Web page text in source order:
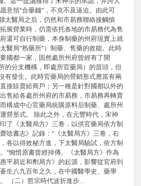
意領“合藥錢”，不克不及逼迫。由此可
太醫局之后，仍然和市易務聯絡接觸慎
展營業時，仍需依托各地的市易務代為售
還可自行制藥，本身制藥的州府現實上就
醫局“熟藥所”）制藥、售藥的效能。此時
國都一家，固然處所州府曾經有了開
的分支機構，即處所官藥局）的苗頭，但
有發生。此時官藥局的營銷形式應當有兩
接賒賣給商戶；另一種是針對國都以外的
售給各處所州府的市易務，市易務再轉賣
構成中心官藥局統購原料后制藥、處所州
營形式。 除此之外，在元豐時代，宋神
了《太醫局方》三卷，以供官藥局依方制
唸書志》記錄：“《太醫局方》三卷，右
各以得效秘方進，下太醫局驗試，依方制
”惋惜原書曾經掉傳。《太醫局方》作為
平易近和劑局方》的起源，影響從官府到
生八九百年之久，在中國醫學史、藥學
（二）哲宗時代波折進步…